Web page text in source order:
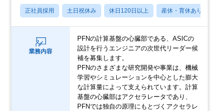
正社員採用 土日祝休み 休日120日以上 産休・育休あり
業務内容
PFNの計算基盤の心臓部である、ASICの
設計を行うエンジニアの次世代リーダー候
補を募集します。
PFNのさまざまな研究開発や事業は、機械
学習やシミュレーションを中心とした膨大
な計算量によって支えられています。計算
基盤の心臓部はアクセラレータであり、
PFNでは独自の原理にもとづくアクセラレ